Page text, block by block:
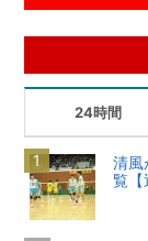
24時間
清
覧【